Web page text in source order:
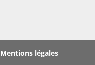
Mentions légales